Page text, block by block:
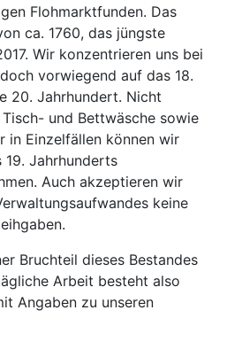
Flohmarktfunden. Das
ca. 1760, das jüngste
Wir konzentrieren uns bei
vorwiegend auf das 18.
20. Jahrhundert. Nicht
und Bettwäsche sowie
in Einzelfällen können wir
19. Jahrhunderts
Auch akzeptieren wir
keine
Bruchteil dieses Bestandes
Arbeit besteht also
Angaben zu unseren